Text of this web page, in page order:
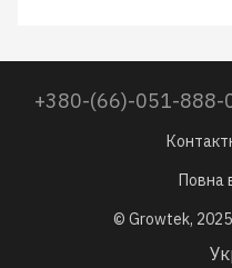
+380-(66)-051-888-
Повна
© Growtek,